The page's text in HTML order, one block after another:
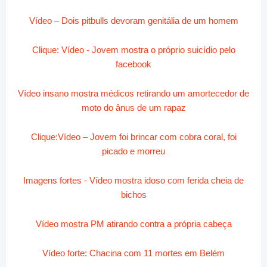
Vídeo – Dois pitbulls devoram genitália de um homem
Clique: Vídeo - Jovem mostra o próprio suicídio pelo
facebook
Vídeo insano mostra médicos retirando um amortecedor de
moto do ânus de um rapaz
Clique:Vídeo – Jovem foi brincar com cobra coral, foi
picado e morreu
Imagens fortes - Vídeo mostra idoso com ferida cheia de
bichos
Vídeo mostra PM atirando contra a própria cabeça
Vídeo forte: Chacina com 11 mortes em Belém